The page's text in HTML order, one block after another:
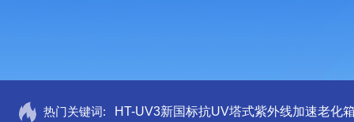
热门关键词: HT-UV3新国标抗UV塔式紫外线加速老化